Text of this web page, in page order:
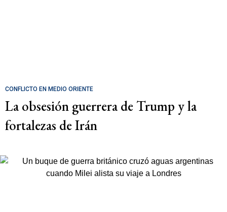
CONFLICTO EN MEDIO ORIENTE
La obsesión guerrera de Trump y la
fortalezas de Irán